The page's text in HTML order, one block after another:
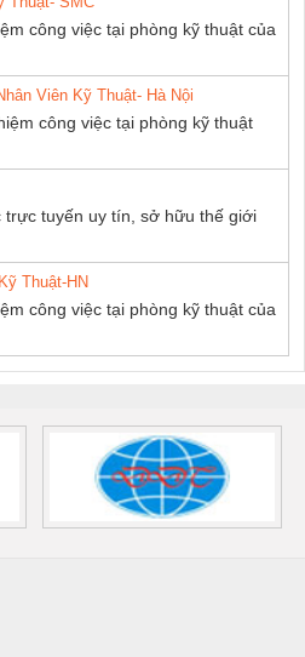
công việc tại phòng kỹ thuật của
Viên Kỹ Thuật- Hà Nội
công việc tại phòng kỹ thuật
trực tuyến uy tín, sở hữu thế giới
Thuật-HN
công việc tại phòng kỹ thuật của